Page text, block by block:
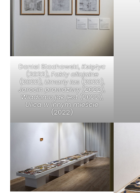
Daniel Stachowski,Księżyc
(2022),Fakty oficjalne
(2022),Umarły las(2022),
Jarocin prawdziwy(2022),
Wiadomo jak jest(2022),
Ulica w innym mieście
(2022)